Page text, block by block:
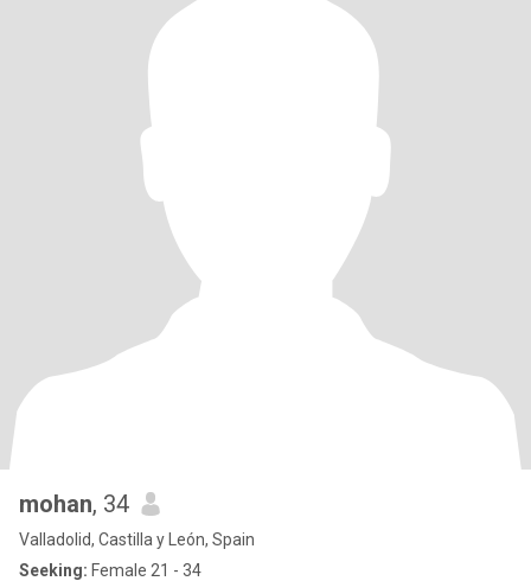
mohan, 34
Valladolid, Castilla y León, Spain
Seeking: Female 21 - 34